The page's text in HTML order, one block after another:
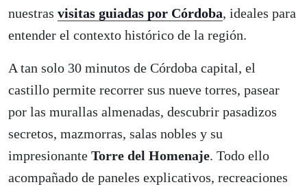
nuestras visitas guiadas por Córdoba, ideales para
entender el contexto histórico de la región.
A tan solo 30 minutos de Córdoba capital, el
castillo permite recorrer sus nueve torres, pasear
por las murallas almenadas, descubrir pasadizos
secretos, mazmorras, salas nobles y su
impresionante Torre del Homenaje. Todo ello
acompañado de paneles explicativos, recreaciones